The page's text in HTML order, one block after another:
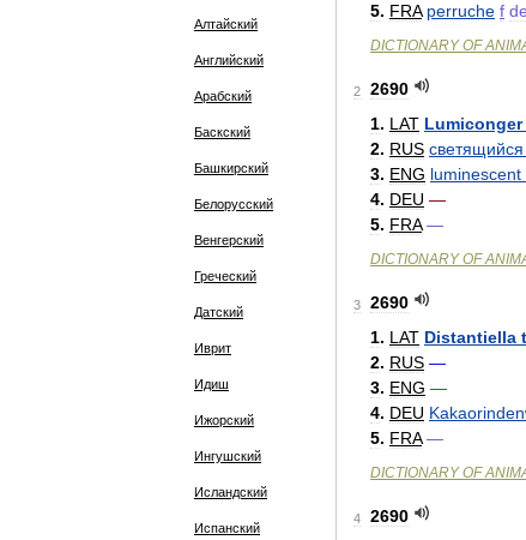
Алтайский
Английский
Арабский
Баскский
Башкирский
Белорусский
Венгерский
Греческий
Датский
Иврит
Идиш
Ижорский
Ингушский
Исландский
Испанский
5. FRA perruche f de
DICTIONARY OF
2
2690
1. LAT Lumiconger
2. RUS светящийся
3. ENG luminescent
4. DEU —
5. FRA —
DICTIONARY OF
3
2690
1. LAT Distantiella
2. RUS —
3. ENG —
4. DEU
5. FRA —
DICTIONARY OF
4
2690